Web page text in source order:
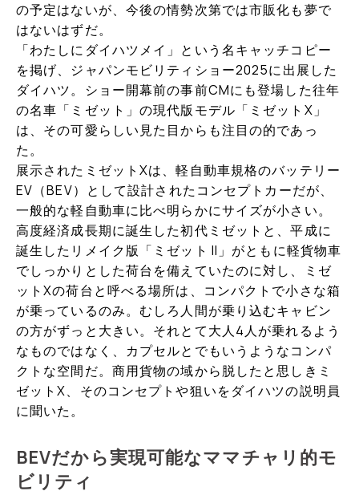
の予定はないが、今後の情勢次第では市販化も夢で
はないはずだ。
「わたしにダイハツメイ」という名キャッチコピー
を掲げ、ジャパンモビリティショー2025に出展した
ダイハツ。ショー開幕前の事前CMにも登場した往年
の名車「ミゼット」の現代版モデル「ミゼットX」
は、その可愛らしい見た目からも注目の的であっ
た。
展示されたミゼットXは、軽自動車規格のバッテリー
EV（BEV）として設計されたコンセプトカーだが、
一般的な軽自動車に比べ明らかにサイズが小さい。
高度経済成長期に誕生した初代ミゼットと、平成に
誕生したリメイク版「ミゼット II」がともに軽貨物車
でしっかりとした荷台を備えていたのに対し、ミゼ
ットXの荷台と呼べる場所は、コンパクトで小さな箱
が乗っているのみ。むしろ人間が乗り込むキャビン
の方がずっと大きい。それとて大人4人が乗れるよう
なものではなく、カプセルとでもいうようなコンパ
クトな空間だ。商用貨物の域から脱したと思しきミ
ゼットX、そのコンセプトや狙いをダイハツの説明員
に聞いた。
BEVだから実現可能なママチャリ的モ
ビリティ